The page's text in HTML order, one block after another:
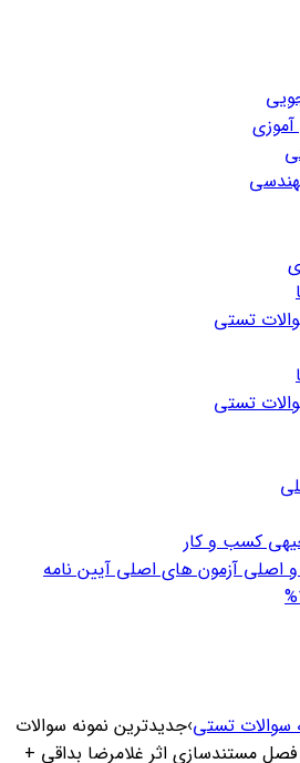
تستی
تستی
کسب و کار
اصلی آزمون های اصلی آیین نامه
سوالات تستی›جدیدترین نمونه سوالات
مستندسازی اثر غلامرضا بداقی +